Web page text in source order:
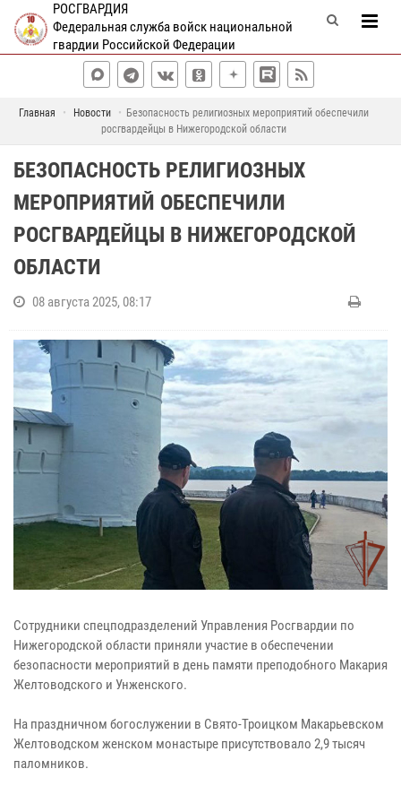
РОСГВАРДИЯ
Федеральная служба войск национальной
гвардии Российской Федерации
Главная Новости
Безопасность религиозных мероприятий обеспечили
росгвардейцы в Нижегородской области
БЕЗОПАСНОСТЬ РЕЛИГИОЗНЫХ
МЕРОПРИЯТИЙ ОБЕСПЕЧИЛИ
РОСГВАРДЕЙЦЫ В НИЖЕГОРОДСКОЙ
ОБЛАСТИ
08 августа 2025, 08:17
Сотрудники спецподразделений Управления Росгвардии по
Нижегородской области приняли участие в обеспечении
безопасности мероприятий в день памяти преподобного Макария
Желтоводского и Унженского.
На праздничном богослужении в Свято-Троицком Макарьевском
Желтоводском женском монастыре присутствовало 2,9 тысяч
паломников.